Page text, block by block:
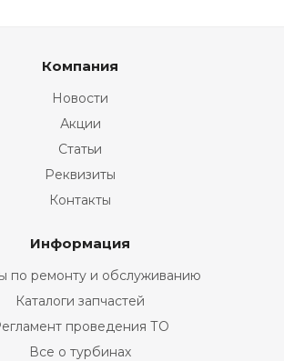
Компания
Новости
Акции
Статьи
Реквизиты
Контакты
Информация
по ремонту и обслуживанию
Каталоги запчастей
проведения ТО
Все о турбинах